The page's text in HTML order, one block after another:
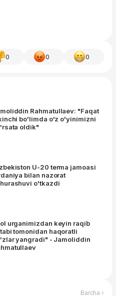
0 0 0
Rahmatullaev: "Faqat
bo'limda o'z o'yinimizni
oldik"
U-20 terma jamoasi
bilan nazorat
o'tkazdi
urganimizdan keyin raqib
tomonidan haqoratli
yangradi" - Jamoliddin
Barcha ›